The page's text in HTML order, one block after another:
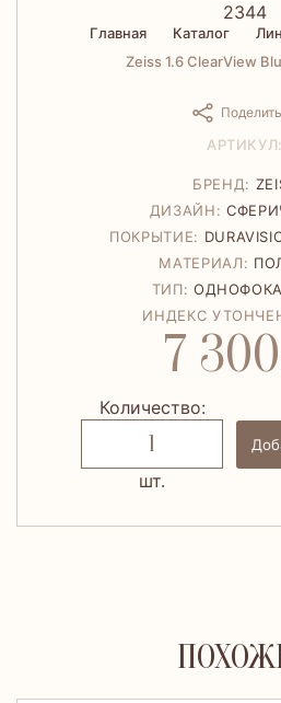
2344
Главная Каталог
Zeiss 1.6 ClearView
АРТИКУЛ:
БРЕНД:
ДИЗАЙН:
ПОКРЫТИЕ:
МАТЕРИАЛ:
ТИП:
ИНДЕКС
7 300
Количество:
шт.